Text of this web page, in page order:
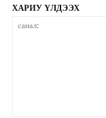
ХАРИУ ҮЛДЭЭХ